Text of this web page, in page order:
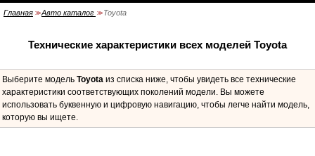
Главная >> Авто каталог >> Toyota
Технические характеристики всех моделей Toyota
Выберите модель Toyota из списка ниже, чтобы увидеть все технические
характеристики соответствующих поколений модели. Вы можете
использовать буквенную и цифровую навигацию, чтобы легче найти модель,
которую вы ищете.